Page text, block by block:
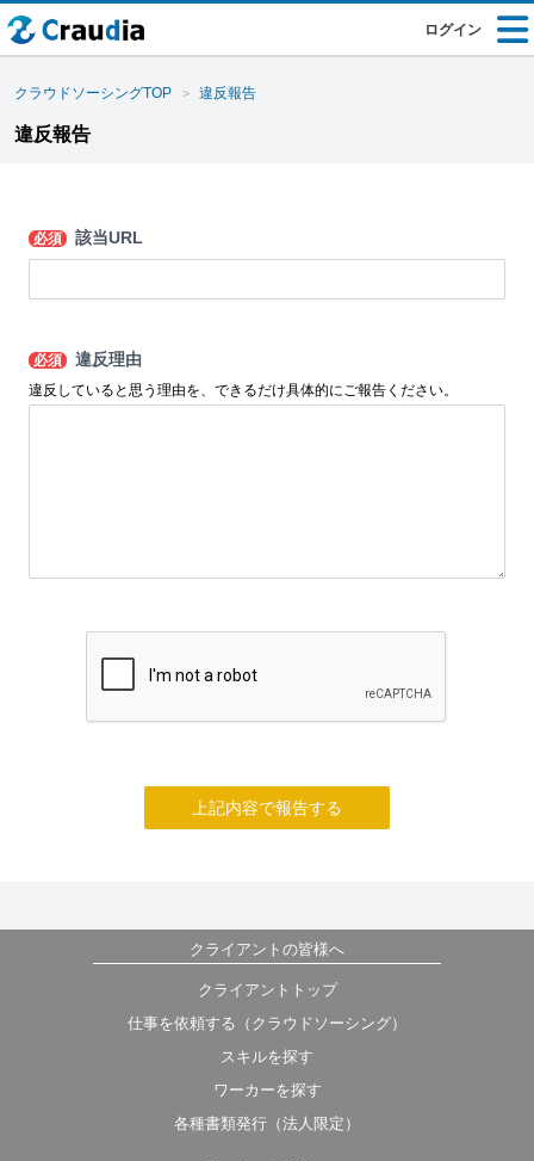
ログイン
クラウドソーシングTOP 違反報告
違反報告
必須 該当URL
必須 違反理由
違反していると思う理由を、できるだけ具体的にご報告ください。
上記内容で報告する
クライアントの皆様へ
クライアントトップ
仕事を依頼する（クラウドソーシング）
スキルを探す
ワーカーを探す
各種書類発行（法人限定）